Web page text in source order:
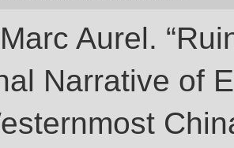
Aurel.
Narrative of